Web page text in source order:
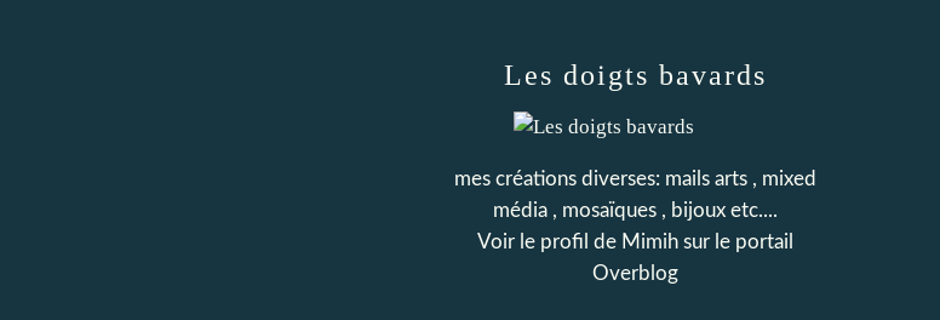
Les doigts bavards
mes créations diverses: mails arts , mixed
média , mosaïques , bijoux etc....
Voir le profil de Mimihsur le portail
Overblog